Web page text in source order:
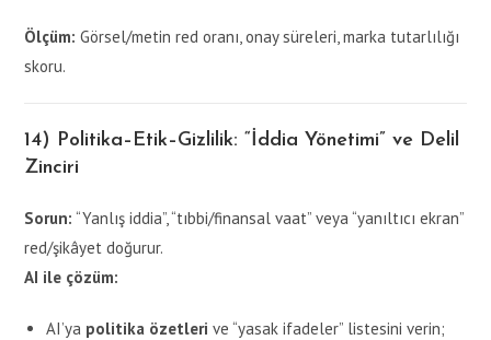
Ölçüm: Görsel/metin red oranı, onay süreleri, marka tutarlılığı
skoru.
14) Politika–Etik–Gizlilik: “İddia Yönetimi” ve Delil
Zinciri
Sorun: “Yanlış iddia”, “tıbbi/finansal vaat” veya “yanıltıcı ekran”
red/şikâyet doğurur.
AI ile çözüm:
AI’ya politika özetleri ve “yasak ifadeler” listesini verin;